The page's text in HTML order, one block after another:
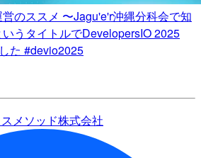
営のススメ 〜Jagu'e'r沖縄分科会で知
うタイトルでDevelopersIO 2025
た #devio2025
メソッド株式会社